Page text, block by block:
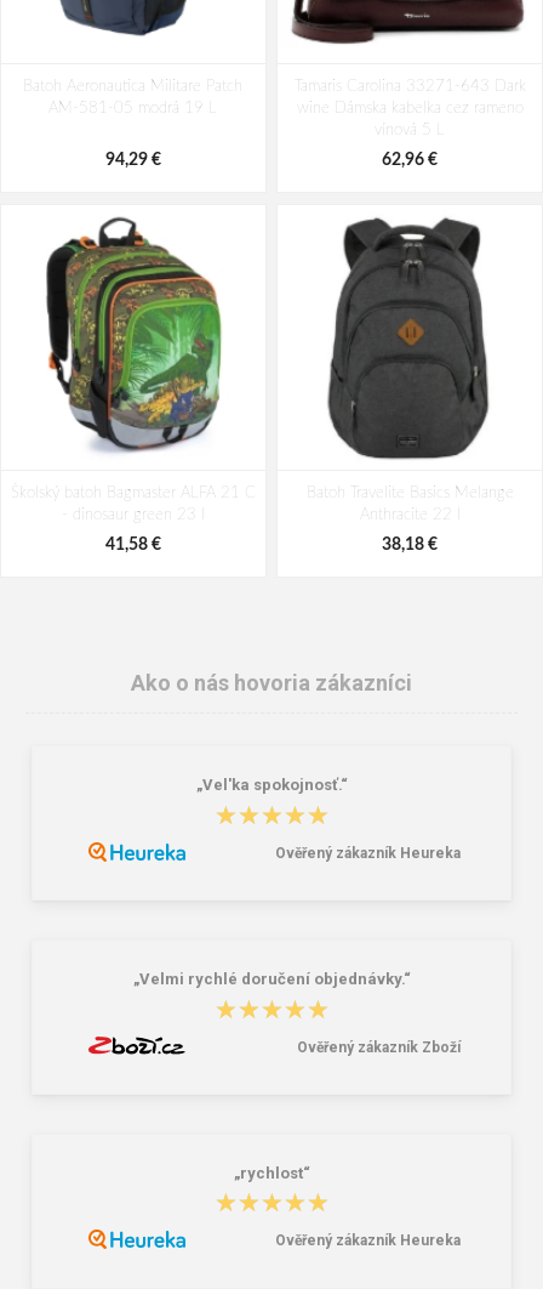
AM-580-05 modrá 22 L
Rosé 35 l
49,10 €
Batoh Aeronautica Militare Patch
AM-581-05 modrá 19 L
94,29 €
Tamaris Carolina 33271-643 Dark
wine Dámska kabelka cez rameno
vínová 5 L
62,96 €
Školský batoh Bagmaster ALFA 21 C
- dinosaur green 23 l
41,58 €
Batoh Travelite Basics Melange
Anthracite 22 l
38,18 €
Ako o nás hovoria zákazníci
„Vel'ka spokojnosť.“
★★★★★
★★★★★
Ověřený zákazník Heureka
„Velmi rychlé doručení objednávky.“
★★★★★
★★★★★
Ověřený zákazník Zboží
„rychlost“
★★★★★
★★★★★
Ověřený zákazník Heureka